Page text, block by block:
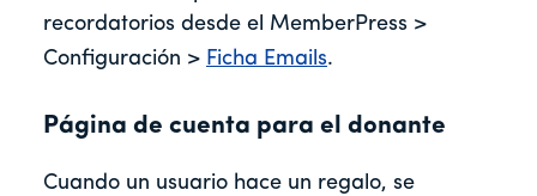
recordatorios desde el MemberPress >
Configuración > Ficha Emails.
Página de cuenta para el donante
Cuando un usuario hace un regalo, se